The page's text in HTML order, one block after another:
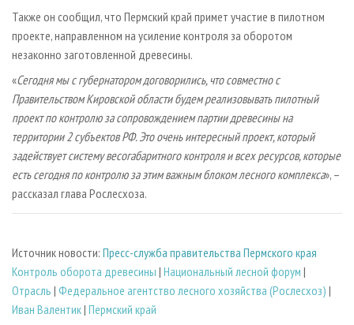
Также он сообщил, что Пермский край примет участие в пилотном
проекте, направленном на усиление контроля за оборотом
незаконно заготовленной древесины.
«Сегодня мы с губернатором договорились, что совместно с
Правительством Кировской области будем реализовывать пилотный
проект по контролю за сопровождением партии древесины на
территории 2 субъектов РФ. Это очень интересный проект, который
задействует систему весогабаритного контроля и всех ресурсов, которые
есть сегодня по контролю за этим важным блоком лесного комплекса», –
рассказал глава Рослесхоза.
Источник новости: Пресс-служба правительства Пермского края
Контроль оборота древесины | Национальный лесной форум |
Отрасль | Федеральное агентство лесного хозяйства (Рослесхоз) |
Иван Валентик| Пермский край